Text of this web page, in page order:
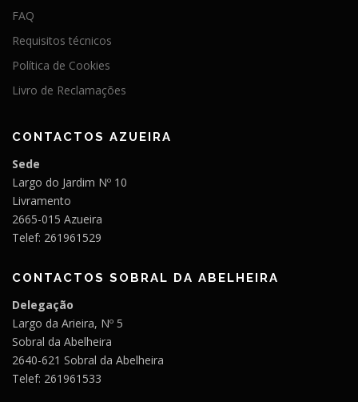
FAQ
Requisitos técnicos
Política de Cookies
Livro de Reclamações
CONTACTOS AZUEIRA
Sede
Largo do Jardim Nº 10
Livramento
2665-015 Azueira
Telef: 261961529
CONTACTOS SOBRAL DA ABELHEIRA
Delegação
Largo da Arieira, Nº 5
Sobral da Abelheira
2640-621 Sobral da Abelheira
Telef: 261961533